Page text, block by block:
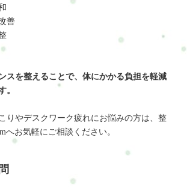
善
スを整えることで、体にかかる負担を軽減
。
りやデスクワーク疲れにお悩みの方は、整
へお気軽にご相談ください。